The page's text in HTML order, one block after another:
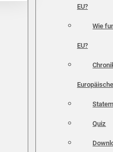
EU?
Wie
EU?
Quiz